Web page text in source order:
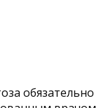
обязательно